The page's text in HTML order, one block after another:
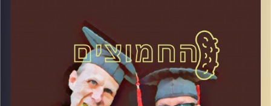
עם פרופסור בועז בן-דוד ופרופסור גלעד
הירשברגר
והפעם: מרד המדוכאים: בישראל מצביעים לפי